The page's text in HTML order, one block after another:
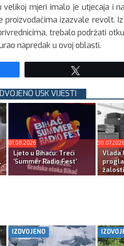
velikoj mjeri imalo je utjecaja i
proizvođačima izazvale revolt.
trebalo podržati
napredak u ovoj oblasti.
USK VIJESTI
01.08.2026
Ljeto u Bihaću: Treći
‘Summer Radio Fest’
30.07.2026
Vlada
IZDVOJENO